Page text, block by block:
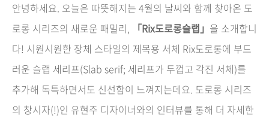
안녕하세요. 오늘은 따뜻해지는 4월의 날씨와 함께 찾아온 도
로롱 시리즈의 새로운 패밀리,
「Rix도로롱슬랩」 을 소개합니
다! 시원시원한 장체 스타일의 제목용 서체 Rix도로롱에 부드
러운 슬랩 세리프(Slab serif; 세리프가 두껍고 각진 서체)를
추가해 독특하면서도 신선함이 느껴지는데요. 도로롱 시리즈
의 창시자(!)인 유현주 디자이너와의 인터뷰를 통해 더 자세한